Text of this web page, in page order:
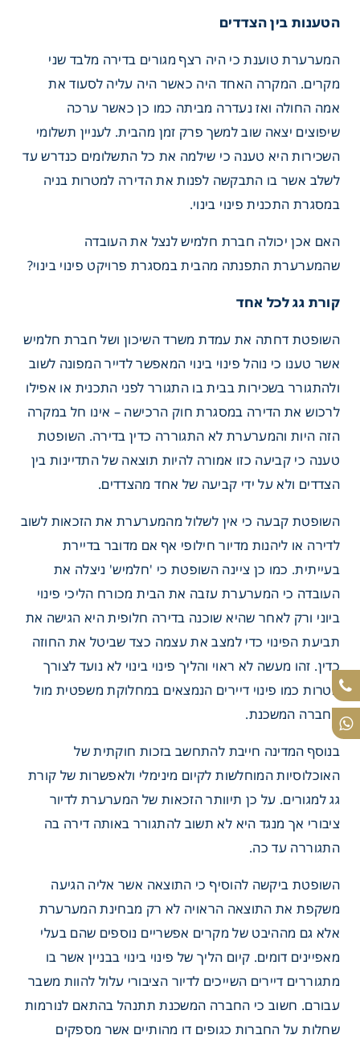
הטענות בין הצדדים
המערערת טוענת כי היה רצף מגורים בדירה מלבד שני
מקרים. המקרה האחד היה כאשר היה עליה לסעוד את
אמה החולה ואז נעדרה מביתה כמו כן כאשר ערכה
שיפוצים יצאה שוב למשך פרק זמן מהבית. לעניין תשלומי
השכירות היא טענה כי שילמה את כל התשלומים כנדרש עד
לשלב אשר בו התבקשה לפנות את הדירה למטרות בניה
במסגרת התכנית פינוי בינוי.
האם אכן יכולה חברת חלמיש לנצל את העובדה
שהמערערת התפנתה מהבית במסגרת פרויקט פינוי בינוי?
קורת גג לכל אחד
השופטת דחתה את עמדת משרד השיכון ושל חברת חלמיש
אשר טענו כי נוהל פינוי בינוי המאפשר לדייר המפונה לשוב
ולהתגורר בשכירות בבית בו התגורר לפני התכנית או אפילו
לרכוש את הדירה במסגרת חוק הרכישה – אינו חל במקרה
הזה היות והמערערת לא התגוררה כדין בדירה. השופטת
טענה כי קביעה כזו אמורה להיות תוצאה של התדיינות בין
הצדדים ולא על ידי קביעה של אחד מהצדדים.
השופטת קבעה כי אין לשלול מהמערערת את הזכאות לשוב
לדירה או ליהנות מדיור חילופי אף אם מדובר בדיירת
בעייתית. כמו כן ציינה השופטת כי 'חלמיש' ניצלה את
העובדה כי המערערת עזבה את הבית מכורח הליכי פינוי
ביוני ורק לאחר שהיא שוכנה בדירה חלופית היא הגישה את
תביעת הפינוי כדי למצב את עצמה כצד שביטל את החוזה
כדין. זהו מעשה לא ראוי והליך פינוי בינוי לא נועד לצורך
מטרות כמו פינוי דיירים הנמצאים במחלוקת משפטית מול
החברה המשכנת.
בנוסף המדינה חייבת להתחשב בזכות חוקתית של
האוכלוסיות המוחלשות לקיום מינימלי ולאפשרות של קורת
גג למגורים. על כן תיוותר הזכאות של המערערת לדיור
ציבורי אך מנגד היא לא תשוב להתגורר באותה דירה בה
התגוררה עד כה.
השופטת ביקשה להוסיף כי התוצאה אשר אליה הגיעה
משקפת את התוצאה הראויה לא רק מבחינת המערערת
אלא גם מההיבט של מקרים אפשריים נוספים שהם בעלי
מאפיינים דומים. קיום הליך של פינוי בינוי בבניין אשר בו
מתגוררים דיירים השייכים לדיור הציבורי עלול להוות משבר
עבורם. חשוב כי החברה המשכנת תתנהל בהתאם לנורמות
שחלות על החברות כגופים דו מהותיים אשר מספקים